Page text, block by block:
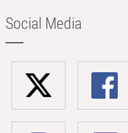
Social Media